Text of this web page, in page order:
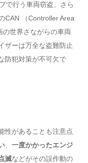
で行う車両窃盗、さら
CAN （Controller Area
世界さながらの車両
ザーは万全な盗難防止
防犯対策が不可欠で
性があることも注意点
、 一度かかったエンジ
滅などがその誤作動の